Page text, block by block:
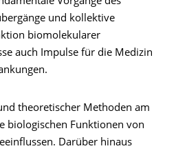
und kollektive
biomolekularer
auch Impulse für die Medizin
theoretischer Methoden am
biologischen Funktionen von
Darüber hinaus